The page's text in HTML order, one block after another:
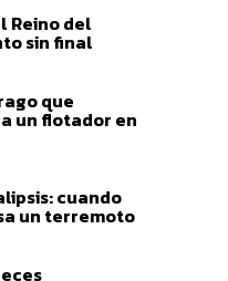
Reino del
sin final
que
un flotador en
cuando
un terremoto